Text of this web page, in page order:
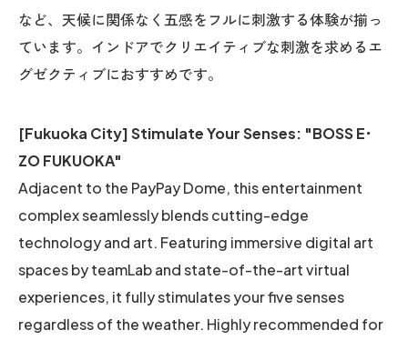
など、天候に関係なく五感をフルに刺激する体験が揃っ
ています。インドアでクリエイティブな刺激を求めるエ
グゼクティブにおすすめです。
[Fukuoka City] Stimulate Your Senses: "BOSS E･
ZO FUKUOKA"
Adjacent to the PayPay Dome, this entertainment
complex seamlessly blends cutting-edge
technology and art. Featuring immersive digital art
spaces by teamLab and state-of-the-art virtual
experiences, it fully stimulates your five senses
regardless of the weather. Highly recommended for